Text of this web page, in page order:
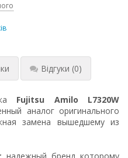
Відгуки (0)
Fujitsu Amilo L7320W
аналог оригинального
замена вышедшему из